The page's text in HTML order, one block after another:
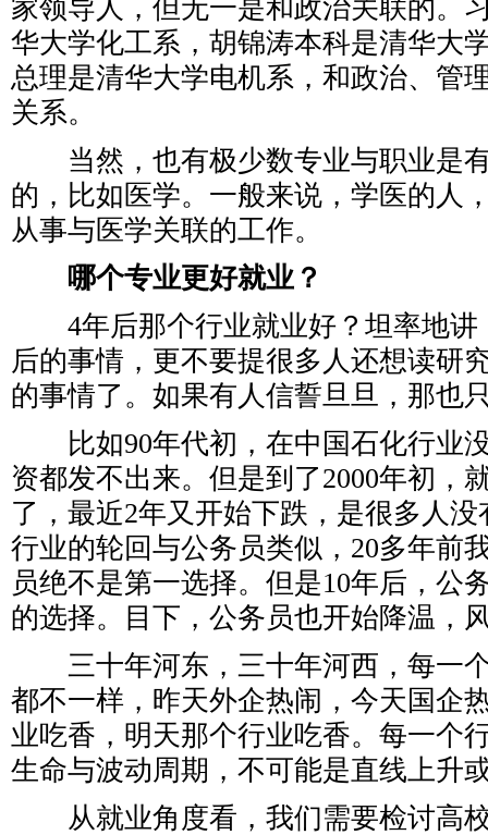
家领导人，但无一是和政治关联的。
华大学化工系，胡锦涛本科是清华大
总理是清华大学电机系，和政治、管
关系。
当然，也有极少数专业与职业是
的，比如医学。一般来说，学医的人
从事与医学关联的工作。
哪个专业更好就业？
4年后那个行业就业好？坦率地讲
后的事情，更不要提很多人还想读研
的事情了。如果有人信誓旦旦，那也
比如90年代初，在中国石化行业
资都发不出来。但是到了2000年初，
了，最近2年又开始下跌，是很多人
行业的轮回与公务员类似，20多年前
员绝不是第一选择。但是10年后，公
的选择。目下，公务员也开始降温，
三十年河东，三十年河西，每一
都不一样，昨天外企热闹，今天国企
业吃香，明天那个行业吃香。每一个
生命与波动周期，不可能是直线上升
从就业角度看，我们需要检讨高